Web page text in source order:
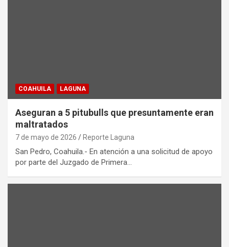
COAHUILA LAGUNA
Aseguran a 5 pitubulls que presuntamente eran
maltratados
7 de mayo de 2026 Reporte Laguna
San Pedro, Coahuila.- En atención a una solicitud de apoyo
por parte del Juzgado de Primera…